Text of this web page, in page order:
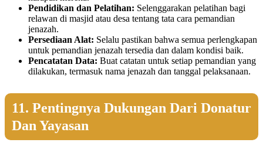
Pendidikan dan Pelatihan: Selenggarakan pelatihan bagi
relawan di masjid atau desa tentang tata cara pemandian
jenazah.
Persediaan Alat: Selalu pastikan bahwa semua perlengkapan
untuk pemandian jenazah tersedia dan dalam kondisi baik.
Pencatatan Data: Buat catatan untuk setiap pemandian yang
dilakukan, termasuk nama jenazah dan tanggal pelaksanaan.
11. Pentingnya Dukungan Dari Donatur
Dan Yayasan